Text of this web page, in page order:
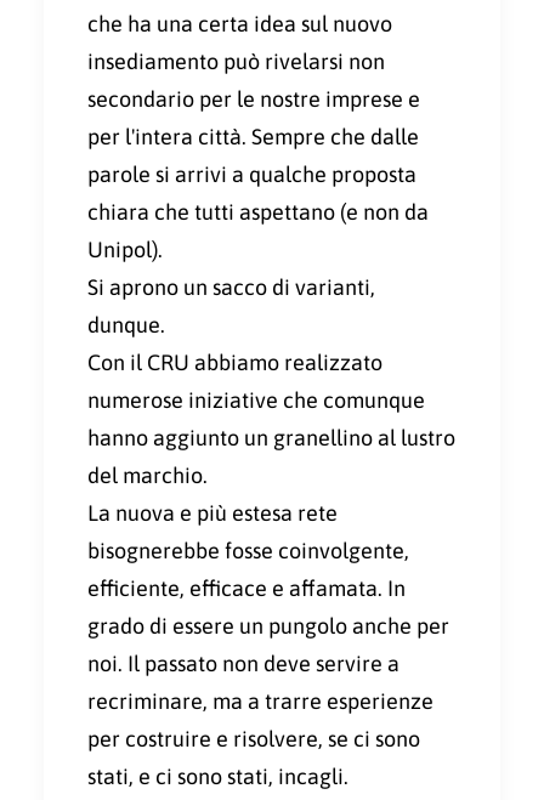
che ha una certa idea sul nuovo
insediamento può rivelarsi non
secondario per le nostre imprese e
per l'intera città. Sempre che dalle
parole si arrivi a qualche proposta
chiara che tutti aspettano (e non da
Unipol).
Si aprono un sacco di varianti,
dunque.
Con il CRU abbiamo realizzato
numerose iniziative che comunque
hanno aggiunto un granellino al lustro
del marchio.
La nuova e più estesa rete
bisognerebbe fosse coinvolgente,
efficiente, efficace e affamata. In
grado di essere un pungolo anche per
noi. Il passato non deve servire a
recriminare, ma a trarre esperienze
per costruire e risolvere, se ci sono
stati, e ci sono stati, incagli.